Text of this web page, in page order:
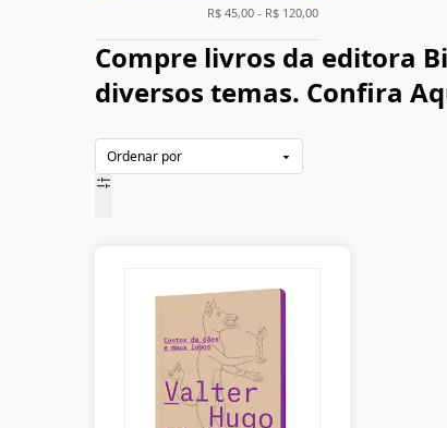
Rainer Maria Rilke
)
Ray Bradbury(3)
Raymundo Faoro (1)
Richard Flanagan
Samuel Beckett (2)
Valter Hugo Mãe
William Trevor
Willian Kennedy
R$ 45,00 - R$ 120,00
Compre livros da editora
diversos temas. Confira